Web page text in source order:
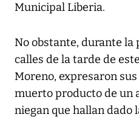
Municipal Liberia.
No obstante, durante la
calles de la tarde de
Moreno, expresaron
muerto producto de un
niegan que hallan dado